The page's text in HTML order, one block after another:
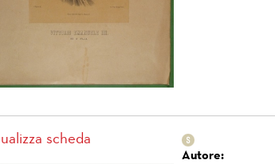
scheda
Autore: